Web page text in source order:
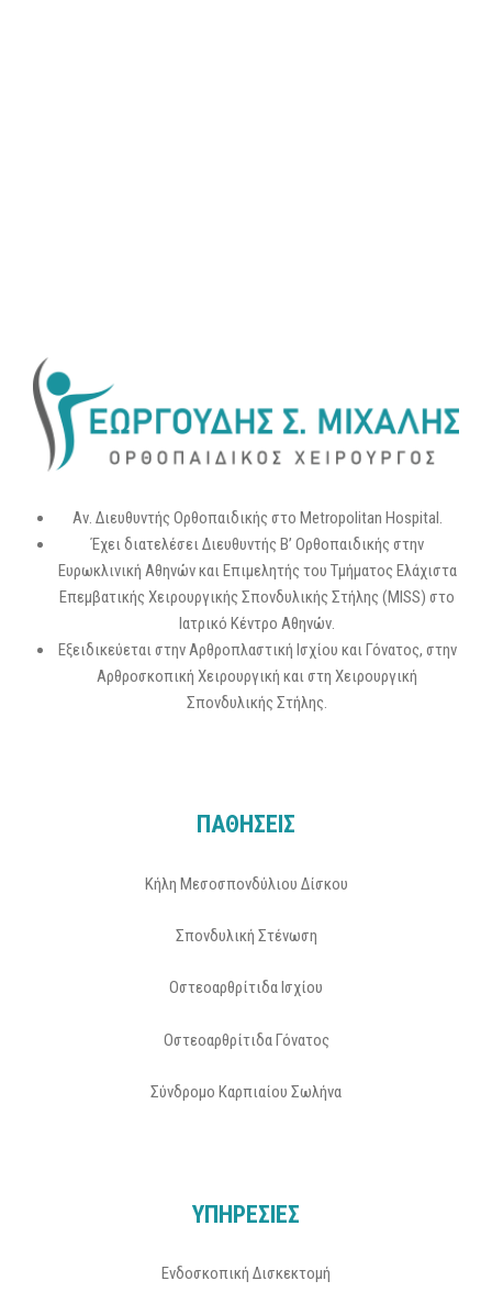
Αν. Διευθυντής Ορθοπαιδικής στο Metropolitan Hospital.
Έχει διατελέσει Διευθυντής Β’ Ορθοπαιδικής στην
Ευρωκλινική Αθηνών και Επιμελητής του Τμήματος Ελάχιστα
Επεμβατικής Χειρουργικής Σπονδυλικής Στήλης (MISS) στο
Ιατρικό Κέντρο Αθηνών.
Εξειδικεύεται στην Αρθροπλαστική Ισχίου και Γόνατος, στην
Αρθροσκοπική Χειρουργική και στη Χειρουργική
Σπονδυλικής Στήλης.
ΠΑΘΗΣΕΙΣ
Κήλη Μεσοσπονδύλιου Δίσκου
Σπονδυλική Στένωση
Οστεοαρθρίτιδα Ισχίου
Οστεοαρθρίτιδα Γόνατος
Σύνδρομο Καρπιαίου Σωλήνα
ΥΠΗΡΕΣΙΕΣ
Ενδοσκοπική Δισκεκτομή